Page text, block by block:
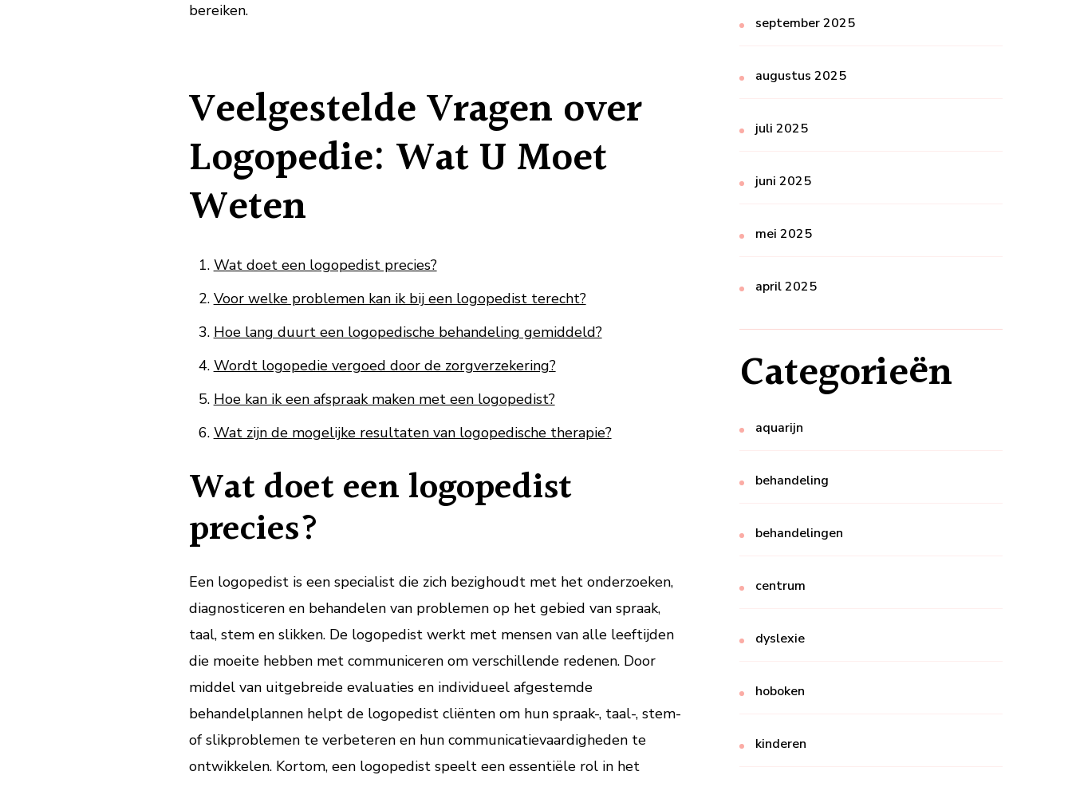
bereiken.
Veelgestelde Vragen over
Logopedie: Wat U Moet
Weten
Wat doet een logopedist precies?
Voor welke problemen kan ik bij een logopedist terecht?
Hoe lang duurt een logopedische behandeling gemiddeld?
Wordt logopedie vergoed door de zorgverzekering?
Hoe kan ik een afspraak maken met een logopedist?
Wat zijn de mogelijke resultaten van logopedische therapie?
Wat doet een logopedist
precies?
Een logopedist is een specialist die zich bezighoudt met het onderzoeken,
diagnosticeren en behandelen van problemen op het gebied van spraak,
taal, stem en slikken. De logopedist werkt met mensen van alle leeftijden
die moeite hebben met communiceren om verschillende redenen. Door
middel van uitgebreide evaluaties en individueel afgestemde
behandelplannen helpt de logopedist cliënten om hun spraak-, taal-, stem-
of slikproblemen te verbeteren en hun communicatievaardigheden te
ontwikkelen. Kortom, een logopedist speelt een essentiële rol in het
september 2025
augustus 2025
juli 2025
juni 2025
mei 2025
april 2025
Categorieën
aquarijn
behandeling
behandelingen
centrum
dyslexie
hoboken
kinderen